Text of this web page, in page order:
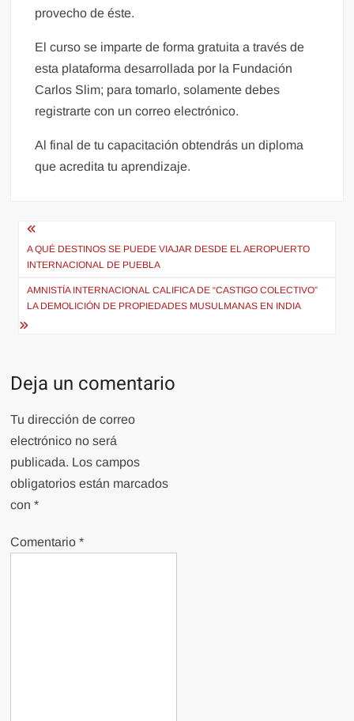
provecho de éste.
El curso se imparte de forma gratuita a través de
esta plataforma desarrollada por la Fundación
Carlos Slim; para tomarlo, solamente debes
registrarte con un correo electrónico.
Al final de tu capacitación obtendrás un diploma
que acredita tu aprendizaje.
Navegación
de
entradas
A QUÉ DESTINOS SE PUEDE VIAJAR DESDE EL AEROPUERTO
INTERNACIONAL DE PUEBLA
AMNISTÍA INTERNACIONAL CALIFICA DE “CASTIGO COLECTIVO”
LA DEMOLICIÓN DE PROPIEDADES MUSULMANAS EN INDIA
Deja un comentario
Tu dirección de correo
electrónico no será
publicada. Los campos
obligatorios están marcados
con*
Comentario*